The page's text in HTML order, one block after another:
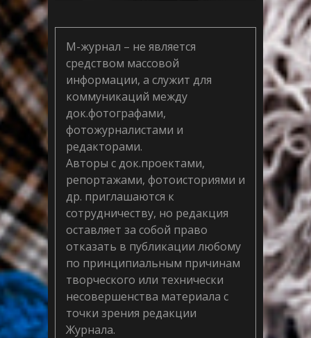
М-журнал – не является
средством массовой
информации, а служит для
коммуникаций между
док.фотографами,
фотожурналистами и
редакторами.
Авторы с док.проектами,
репортажами, фотоисториями и
др. приглашаются к
сотрудничеству, но редакция
оставляет за собой право
отказать в публикации любому
по принципиальным причинам
творческого или технически
несовершенства материала с
точки зрения редакции
Журнала.